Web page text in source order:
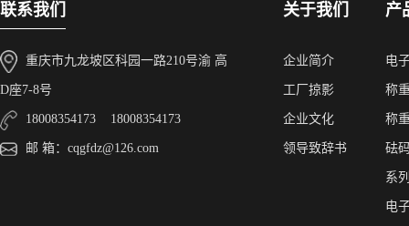
联系我们
重庆市九龙坡区科园一路210号渝 高
D座7-8号
18008354173 18008354173
邮 箱：cqgfdz@126.com
关于我们
企业简介
工厂掠影
企业文化
领导致辞书
产
电
称
称
砝
系
电